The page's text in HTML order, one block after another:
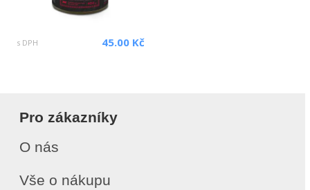
s DPH 45.00 Kč
Pro zákazníky
O nás
Vše o nákupu